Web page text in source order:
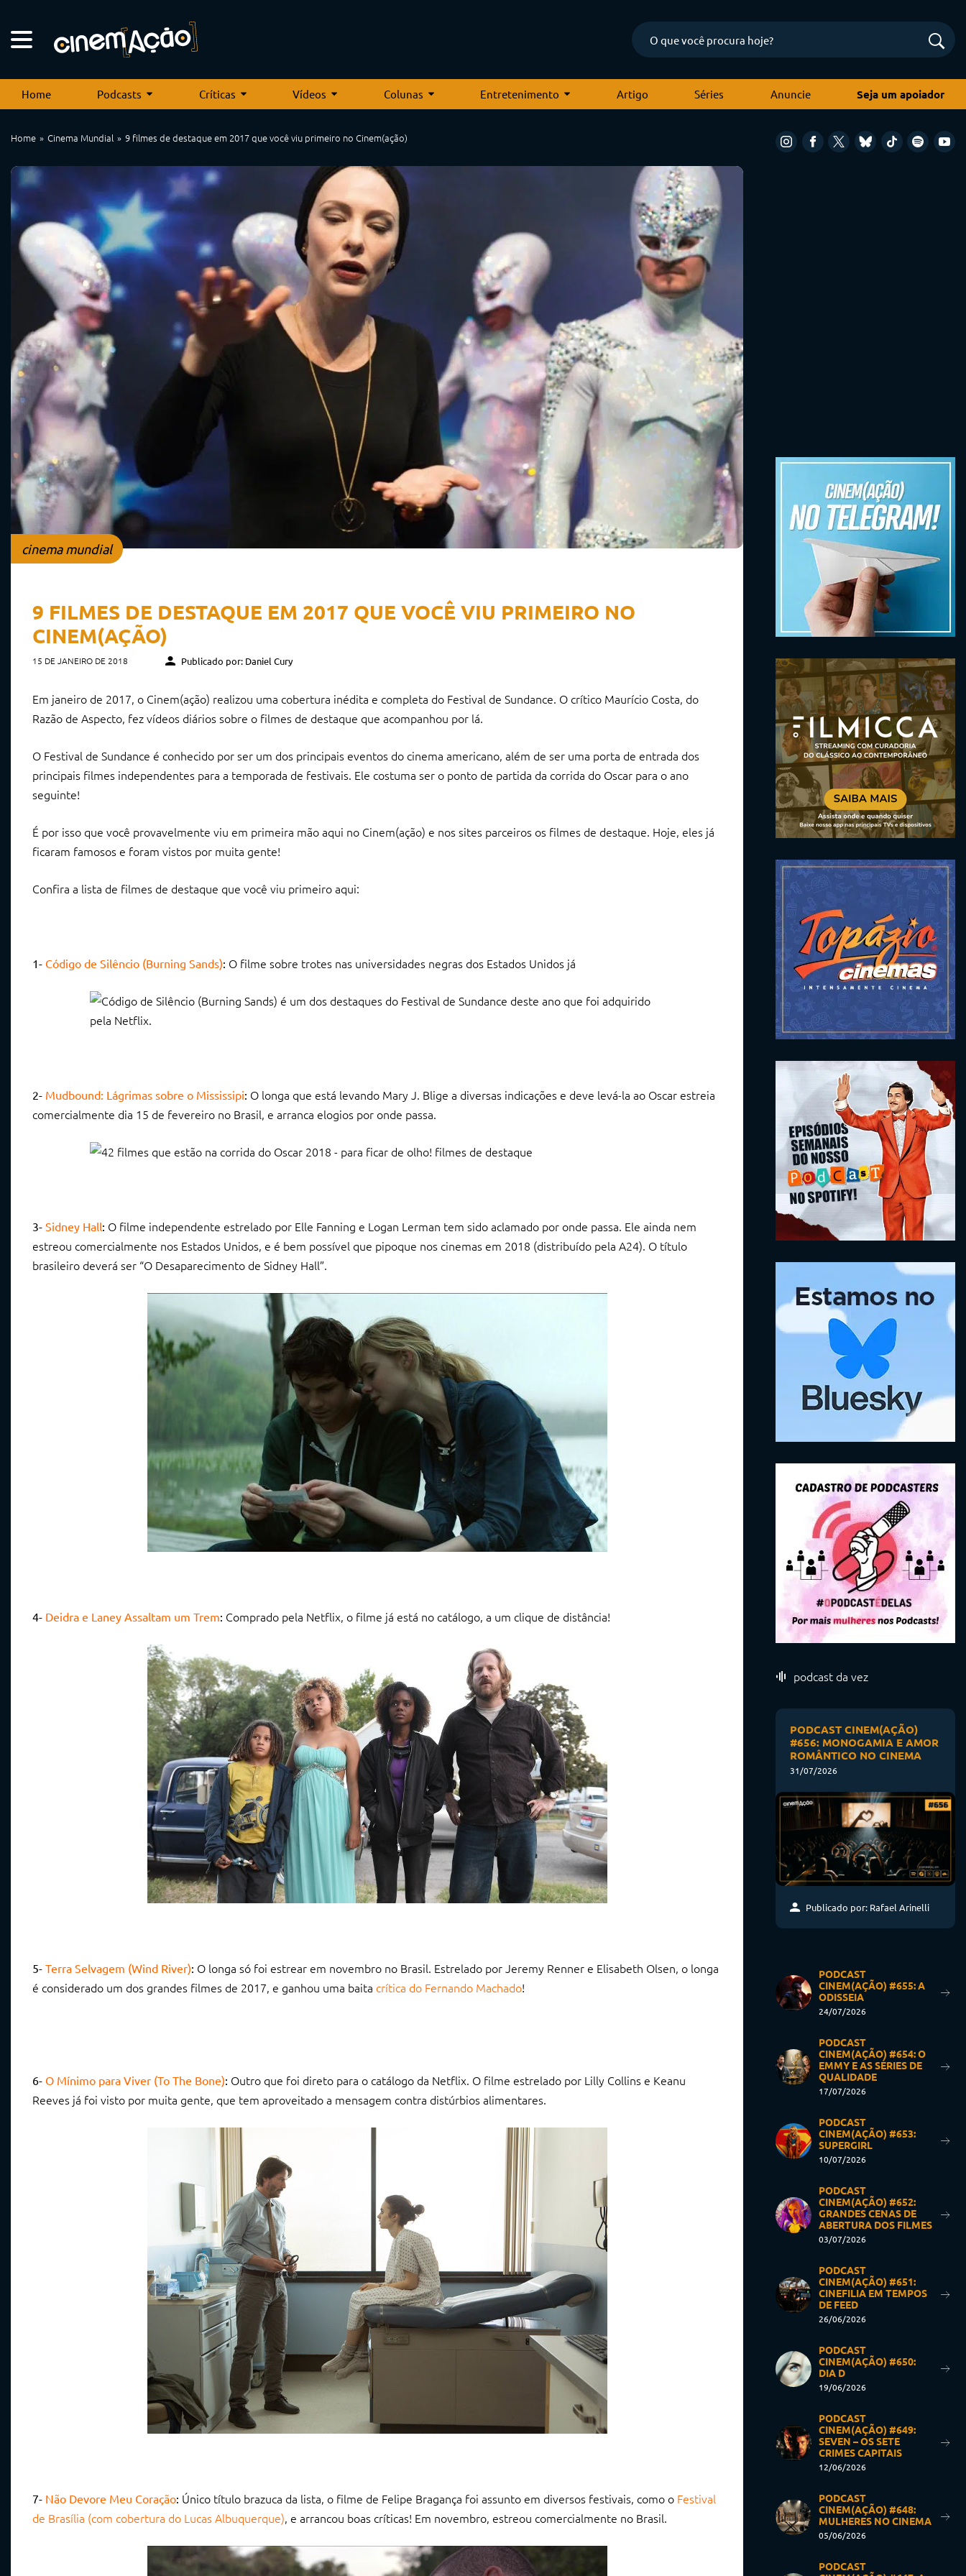
Home Podcasts Críticas Vídeos Colunas Entretenimento Artigo Séries Anuncie Seja um apoiador
Home Cinema Mundial 9 filmes de destaque em 2017 que você viu primeiro no Cinem(ação)
cinema mundial
9 FILMES DE DESTAQUE EM 2017 QUE VOCÊ VIU PRIMEIRO NO
CINEM(AÇÃO)
15 DE JANEIRO DE 2018 Publicado por: Daniel Cury
Em janeiro de 2017, o Cinem(ação) realizou uma cobertura inédita e completa do Festival de Sundance. O crítico Maurício Costa, do
Razão de Aspecto, fez vídeos diários sobre o filmes de destaque que acompanhou por lá.
O Festival de Sundance é conhecido por ser um dos principais eventos do cinema americano, além de ser uma porta de entrada dos
principais filmes independentes para a temporada de festivais. Ele costuma ser o ponto de partida da corrida do Oscar para o ano
seguinte!
É por isso que você provavelmente viu em primeira mão aqui no Cinem(ação) e nos sites parceiros os filmes de destaque. Hoje, eles já
ficaram famosos e foram vistos por muita gente!
Confira a lista de filmes de destaque que você viu primeiro aqui:
1- Código de Silêncio (Burning Sands): O filme sobre trotes nas universidades negras dos Estados Unidos já
2- Mudbound: Lágrimas sobre o Mississipi: O longa que está levando Mary J. Blige a diversas indicações e deve levá-la ao Oscar estreia
comercialmente dia 15 de fevereiro no Brasil, e arranca elogios por onde passa.
3- Sidney Hall: O filme independente estrelado por Elle Fanning e Logan Lerman tem sido aclamado por onde passa. Ele ainda nem
estreou comercialmente nos Estados Unidos, e é bem possível que pipoque nos cinemas em 2018 (distribuído pela A24). O título
brasileiro deverá ser “O Desaparecimento de Sidney Hall”.
4- Deidra e Laney Assaltam um Trem: Comprado pela Netflix, o filme já está no catálogo, a um clique de distância!
5- Terra Selvagem (Wind River): O longa só foi estrear em novembro no Brasil. Estrelado por Jeremy Renner e Elisabeth Olsen, o longa
é considerado um dos grandes filmes de 2017, e ganhou uma baita crítica do Fernando Machado!
6- O Mínimo para Viver (To The Bone): Outro que foi direto para o catálogo da Netflix. O filme estrelado por Lilly Collins e Keanu
Reeves já foi visto por muita gente, que tem aproveitado a mensagem contra distúrbios alimentares.
7- Não Devore Meu Coração: Único título brazuca da lista, o filme de Felipe Bragança foi assunto em diversos festivais, como o Festival
de Brasília (com cobertura do Lucas Albuquerque), e arrancou boas críticas! Em novembro, estreou comercialmente no Brasil.
podcast da vez
PODCAST CINEM(AÇÃO)
#656: MONOGAMIA E AMOR
ROMÂNTICO NO CINEMA
31/07/2026
Publicado por: Rafael Arinelli
PODCAST
CINEM(AÇÃO) #655: A
ODISSEIA
24/07/2026
PODCAST
CINEM(AÇÃO) #654: O
EMMY E AS SÉRIES DE
QUALIDADE
17/07/2026
PODCAST
CINEM(AÇÃO) #653:
SUPERGIRL
10/07/2026
PODCAST
CINEM(AÇÃO) #652:
GRANDES CENAS DE
ABERTURA DOS FILMES
03/07/2026
PODCAST
CINEM(AÇÃO) #651:
CINEFILIA EM TEMPOS
DE FEED
26/06/2026
PODCAST
CINEM(AÇÃO) #650:
DIA D
19/06/2026
PODCAST
CINEM(AÇÃO) #649:
SEVEN – OS SETE
CRIMES CAPITAIS
12/06/2026
PODCAST
CINEM(AÇÃO) #648:
MULHERES NO CINEMA
05/06/2026
PODCAST